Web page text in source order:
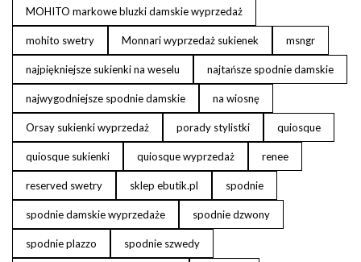
MOHITO markowe bluzki damskie wyprzedaż
mohito swetry Monnari wyprzedaż sukienek msngr
najpiękniejsze sukienki na weselu najtańsze spodnie damskie
najwygodniejsze spodnie damskie na wiosnę
Orsay sukienki wyprzedaż porady stylistki quiosque
quiosque sukienki quiosque wyprzedaż renee
reserved swetry sklep ebutik.pl spodnie
spodnie damskie wyprzedaże spodnie dzwony
spodnie plazzo spodnie szwedy